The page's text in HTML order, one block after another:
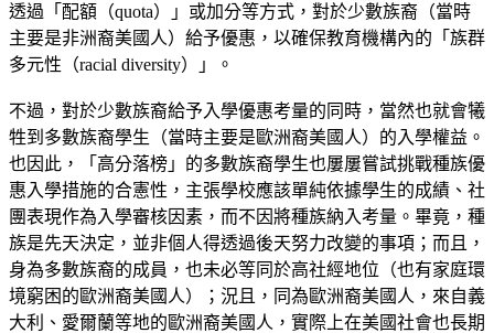
透過「配額（quota）」或加分等方式，對於少數族裔（當時
主要是非洲裔美國人）給予優惠，以確保教育機構內的「族群
多元性（racial diversity）」。
不過，對於少數族裔給予入學優惠考量的同時，當然也就會犧
牲到多數族裔學生（當時主要是歐洲裔美國人）的入學權益。
也因此，「高分落榜」的多數族裔學生也屢屢嘗試挑戰種族優
惠入學措施的合憲性，主張學校應該單純依據學生的成績、社
團表現作為入學審核因素，而不因將種族納入考量。畢竟，種
族是先天決定，並非個人得透過後天努力改變的事項；而且，
身為多數族裔的成員，也未必等同於高社經地位（也有家庭環
境窮困的歐洲裔美國人）；況且，同為歐洲裔美國人，來自義
大利、愛爾蘭等地的歐洲裔美國人，實際上在美國社會也長期